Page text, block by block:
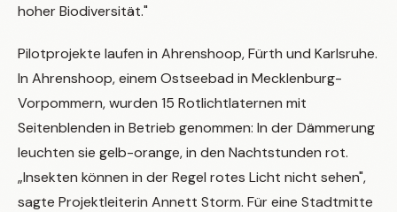
hoher Biodiversität."
Pilotprojekte laufen in Ahrenshoop, Fürth und Karlsruhe.
In Ahrenshoop, einem Ostseebad in Mecklenburg-
Vorpommern, wurden 15 Rotlichtlaternen mit
Seitenblenden in Betrieb genommen: In der Dämmerung
leuchten sie gelb-orange, in den Nachtstunden rot.
„Insekten können in der Regel rotes Licht nicht sehen",
sagte Projektleiterin Annett Storm. Für eine Stadtmitte